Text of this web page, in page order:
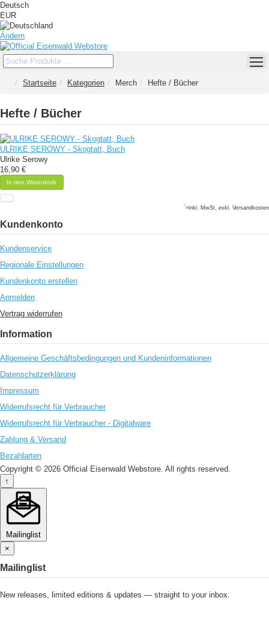
Deutsch
EUR
Ändern
Startseite Kategorien Merch Hefte / Bücher
Hefte / Bücher
ULRIKE SEROWY - Skogtatt, Buch
Ulrike Serowy
16,90 €
In den Warenkorb
*=inkl. MwSt, exkl. Versandkosten
Kundenkonto
Kundenservice
Regionale Einstellungen
Kundenkonto erstellen
Anmelden
Vertrag widerrufen
Information
Allgemeine Geschäftsbedingungen und Kundeninformationen
Datenschutzerklärung
Impressum
Widerrufsrecht für Verbraucher
Widerrufsrecht für Verbraucher - Digitalware
Zahlung & Versand
Bezahlarten
Copyright © 2026 Official Eisenwald Webstore. All rights reserved.
↑
Mailinglist
×
Mailinglist
New releases, limited editions & updates — straight to your inbox.